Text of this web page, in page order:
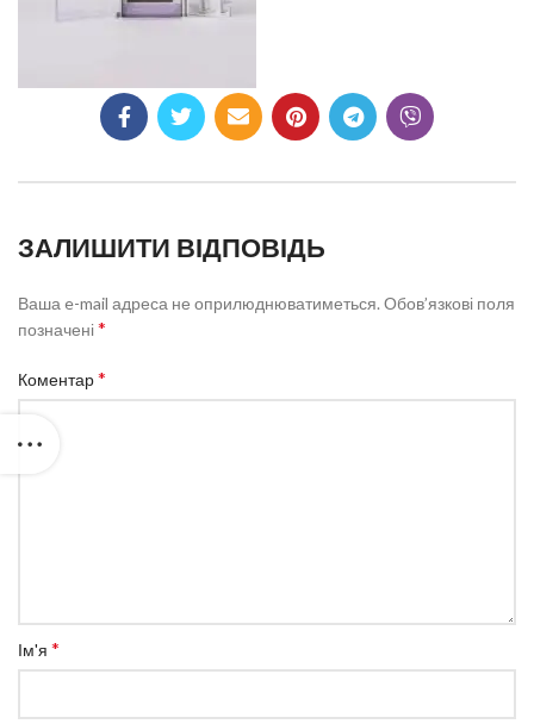
ЗАЛИШИТИ ВІДПОВІДЬ
Ваша e-mail адреса не оприлюднюватиметься. Обов’язкові поля
позначені*
Коментар*
Ім'я *